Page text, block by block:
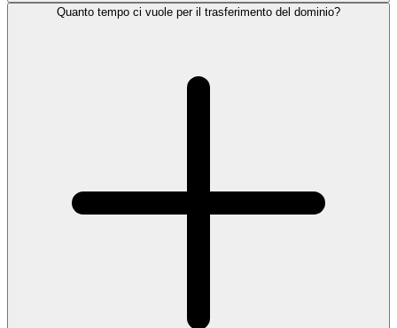
Quanto tempo ci vuole per il trasferimento del dominio?